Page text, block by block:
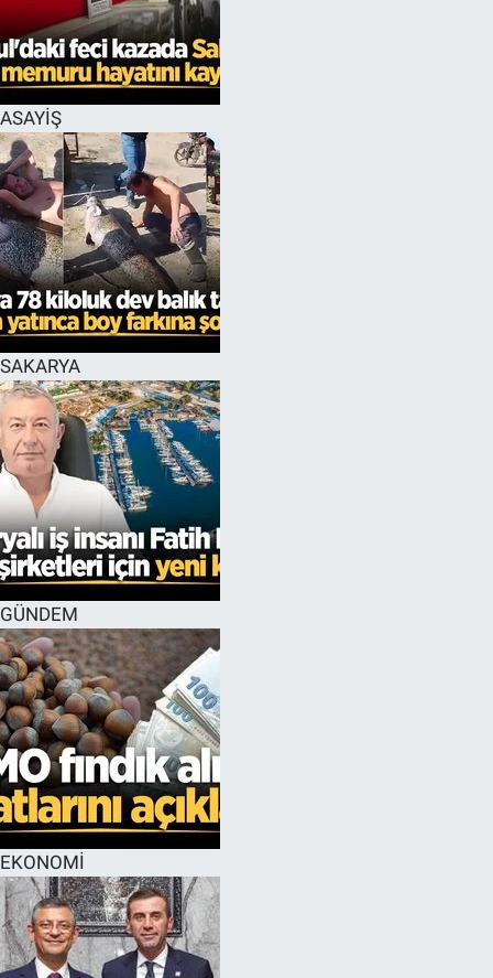
ASAYİŞ
SAKARYA
GÜNDEM
EKONOMİ
EĞİTİM
MAGAZİN
ÖZEL HABER
HALK54 PANORAMA